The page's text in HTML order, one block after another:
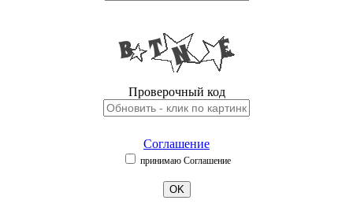
Проверочный код
Соглашение
принимаю Соглашение
OK